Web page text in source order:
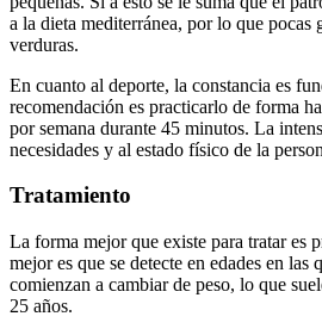
a la dieta mediterránea, por lo que pocas
verduras.
En cuanto al deporte, la constancia es
recomendación es practicarlo de forma
por semana durante 45 minutos. La
necesidades y al estado físico de la
Tratamiento
La forma mejor que existe para tratar es
mejor es que se detecte en edades en las
comienzan a cambiar de peso, lo que
25 años.